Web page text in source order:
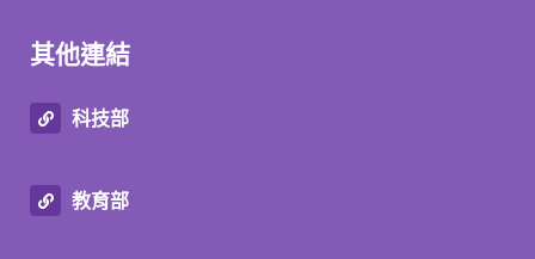
其他連結
科技部
教育部